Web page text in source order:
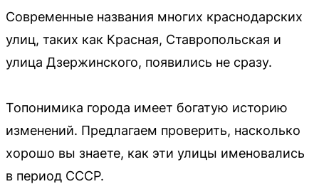
Современные названия многих краснодарских
улиц, таких как Красная, Ставропольская и
улица Дзержинского, появились не сразу.
Топонимика города имеет богатую историю
изменений. Предлагаем проверить, насколько
хорошо вы знаете, как эти улицы именовались
в период СССР.